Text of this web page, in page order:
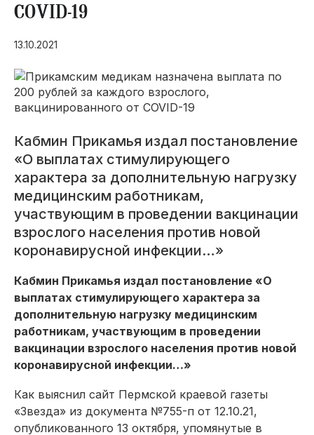
Благоустройство
COVID-19
13.10.2021
Кабмин Прикамья издал постановление
«О выплатах стимулирующего
характера за дополнительную нагрузку
медицинским работникам,
участвующим в проведении вакцинации
взрослого населения против новой
коронавирусной инфекции…»
Кабмин Прикамья издал постановление «О
выплатах стимулирующего характера за
дополнительную нагрузку медицинским
работникам, участвующим в проведении
вакцинации взрослого населения против новой
коронавирусной инфекции…»
Как выяснил сайт Пермской краевой газеты
«Звезда» из документа №755-п от 12.10.21,
опубликованного 13 октября, упомянутые в